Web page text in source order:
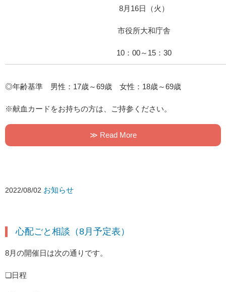
8月16日（火）
市役所大和庁舎
10：00～15：30
◎年齢基準 男性：17歳～69歳 女性：18歳～69歳
※献血カードをお持ちの方は、ご持参ください。
≫ Read More
2022/08/02 お知らせ
心配ごと相談（8月予定表）
8月の開催日は次の通りです。
❏日程